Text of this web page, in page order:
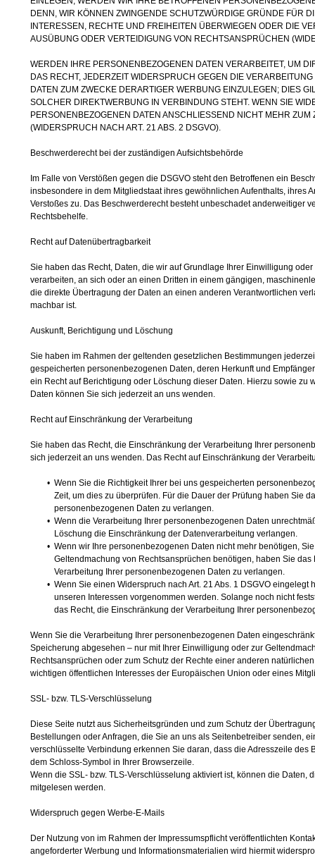
DENN, WIR KÖNNEN ZWINGENDE SCHUTZWÜRDIGE GRÜNDE FÜR
INTERESSEN, RECHTE UND FREIHEITEN ÜBERWIEGEN ODER DIE
AUSÜBUNG ODER VERTEIDIGUNG VON RECHTSANSPRÜCHEN
WERDEN IHRE PERSONENBEZOGENEN DATEN VERARBEITET, UM
DAS RECHT, JEDERZEIT WIDERSPRUCH GEGEN DIE
DATEN ZUM ZWECKE DERARTIGER WERBUNG EINZULEGEN; DIES
SOLCHER DIREKTWERBUNG IN VERBINDUNG STEHT. WENN SIE
PERSONENBEZOGENEN DATEN ANSCHLIESSEND NICHT MEHR
(WIDERSPRUCH NACH ART. 21 ABS. 2 DSGVO).
Beschwerderecht bei der zuständigen Aufsichtsbehörde
Im Falle von Verstößen gegen die DSGVO steht den Betroffenen ein
insbesondere in dem Mitgliedstaat ihres gewöhnlichen Aufenthalts, ihres
Verstoßes zu. Das Beschwerderecht besteht unbeschadet anderweitiger
Rechtsbehelfe.
Recht auf Datenübertragbarkeit
Sie haben das Recht, Daten, die wir auf Grundlage Ihrer Einwilligung
verarbeiten, an sich oder an einen Dritten in einem gängigen,
die direkte Übertragung der Daten an einen anderen Verantwortlichen
machbar ist.
Auskunft, Berichtigung und Löschung
Sie haben im Rahmen der geltenden gesetzlichen Bestimmungen
gespeicherten personenbezogenen Daten, deren Herkunft und
ein Recht auf Berichtigung oder Löschung dieser Daten. Hierzu sowie zu
Daten können Sie sich jederzeit an uns wenden.
Recht auf Einschränkung der Verarbeitung
Sie haben das Recht, die Einschränkung der Verarbeitung Ihrer
sich jederzeit an uns wenden. Das Recht auf Einschränkung der
Wenn Sie die Richtigkeit Ihrer bei uns gespeicherten
Zeit, um dies zu überprüfen. Für die Dauer der Prüfung haben Sie
personenbezogenen Daten zu verlangen.
Wenn die Verarbeitung Ihrer personenbezogenen Daten
Löschung die Einschränkung der Datenverarbeitung verlangen.
Wenn wir Ihre personenbezogenen Daten nicht mehr benötigen,
Geltendmachung von Rechtsansprüchen benötigen, haben Sie
Verarbeitung Ihrer personenbezogenen Daten zu verlangen.
Wenn Sie einen Widerspruch nach Art. 21 Abs. 1 DSGVO
unseren Interessen vorgenommen werden. Solange noch nicht
das Recht, die Einschränkung der Verarbeitung Ihrer
Wenn Sie die Verarbeitung Ihrer personenbezogenen Daten
Speicherung abgesehen – nur mit Ihrer Einwilligung oder zur
Rechtsansprüchen oder zum Schutz der Rechte einer anderen
wichtigen öffentlichen Interesses der Europäischen Union oder eines
SSL- bzw. TLS-Verschlüsselung
Diese Seite nutzt aus Sicherheitsgründen und zum Schutz der
Bestellungen oder Anfragen, die Sie an uns als Seitenbetreiber senden,
verschlüsselte Verbindung erkennen Sie daran, dass die Adresszeile des
dem Schloss-Symbol in Ihrer Browserzeile.
Wenn die SSL- bzw. TLS-Verschlüsselung aktiviert ist, können die Daten,
mitgelesen werden.
Widerspruch gegen Werbe-E-Mails
Der Nutzung von im Rahmen der Impressumspflicht veröffentlichten
angeforderter Werbung und Informationsmaterialien wird hiermit